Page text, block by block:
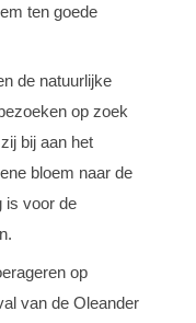
ten goede
de natuurlijke
op zoek
bij aan het
bloem naar de
is voor de
op
van de Oleander